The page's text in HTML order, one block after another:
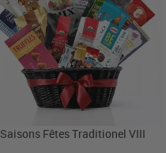
Saisons Fêtes Traditionel VIII